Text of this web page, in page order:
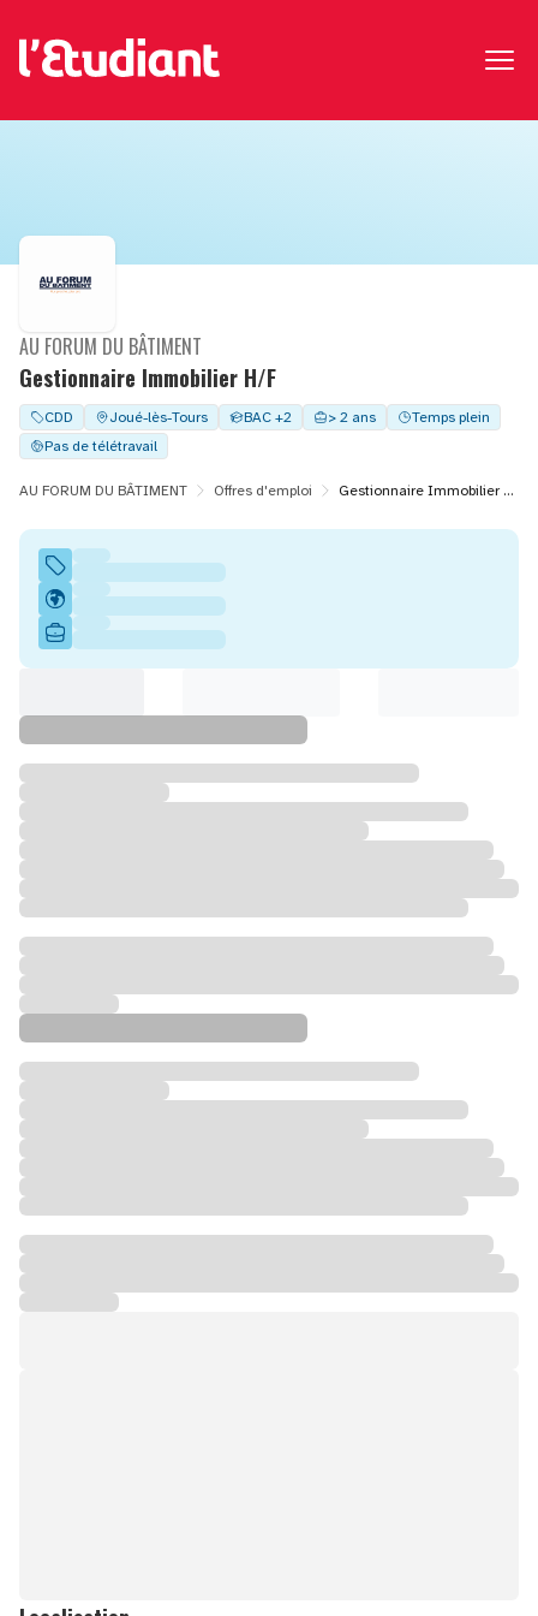
Gestionnaire Immobilier H/F
AU FORUM DU BÂTIMENT
CDD Joué-lès-Tours BAC +2 > 2 ans
Temps plein
Pas de télétravail
AU FORUM DU BÂTIMENT Offres d'emploi Gestionnaire Immobilier H/F